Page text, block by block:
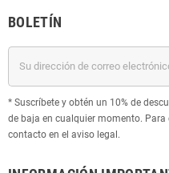
BOLETÍN
* Suscríbete y obtén un 10% de
de baja en cualquier momento.
contacto en el aviso legal.